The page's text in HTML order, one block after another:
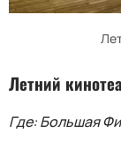
Летний
Где: Большая